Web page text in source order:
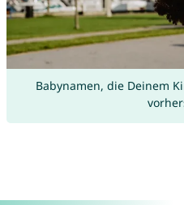
Babynamen, die Deinem